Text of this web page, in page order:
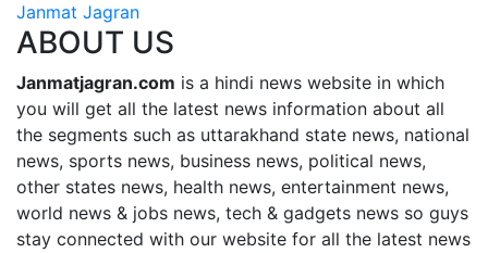
Janmat Jagran
ABOUT US
Janmatjagran.com is a hindi news website in which
you will get all the latest news information about all
the segments such as uttarakhand state news, national
news, sports news, business news, political news,
other states news, health news, entertainment news,
world news & jobs news, tech & gadgets news so guys
stay connected with our website for all the latest news